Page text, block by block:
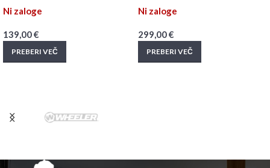
Ni zaloge
139,00€
PREBERI VEČ
Ni zaloge
299,00€
PREBERI VEČ